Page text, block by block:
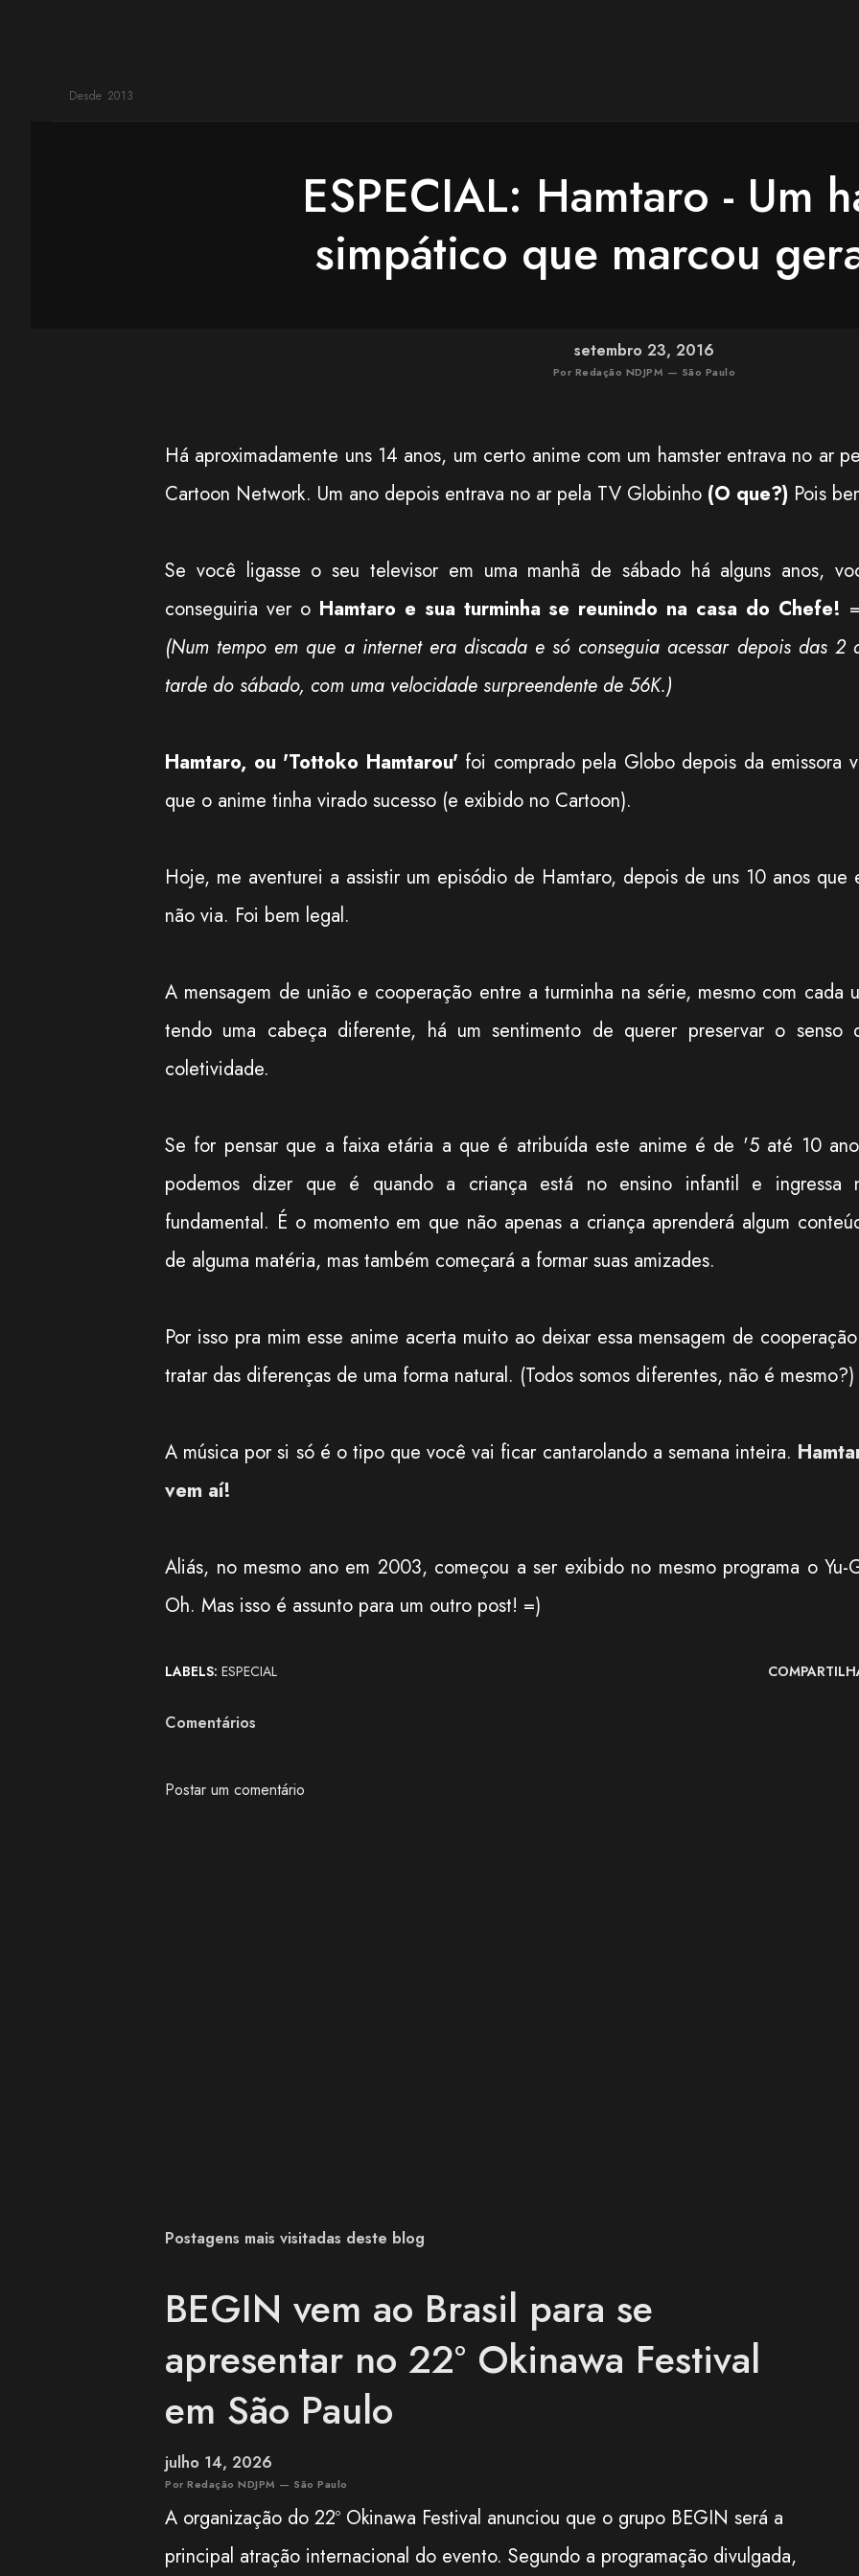
Desde 2013
ESPECIAL: Hamtaro - Um
simpático que marcou
setembro 23, 2016
Por Redação NDJPM — São Paulo
Há aproximadamente uns 14 anos, um certo anime com um hamster entrava no ar
Cartoon Network. Um ano depois entrava no ar pela TV Globinho (O que?) Pois
Se você ligasse o seu televisor em uma manhã de sábado há alguns anos,
conseguiria ver o Hamtaro e sua turminha se reunindo na casa do Chefe!
(Num tempo em que a internet era discada e só conseguia acessar depois das 2
tarde do sábado, com uma velocidade surpreendente de 56K.)
Hamtaro, ou 'Tottoko Hamtarou'foi comprado pela Globo depois da emissora
que o anime tinha virado sucesso (e exibido no Cartoon).
Hoje, me aventurei a assistir um episódio de Hamtaro, depois de uns 10 anos que
não via. Foi bem legal.
A mensagem de união e cooperação entre a turminha na série, mesmo com cada
tendo uma cabeça diferente, há um sentimento de querer preservar o senso
coletividade.
Se for pensar que a faixa etária a que é atribuída este anime é de '5 até 10
podemos dizer que é quando a criança está no ensino infantil e ingressa
fundamental. É o momento em que não apenas a criança aprenderá algum
de alguma matéria, mas também começará a formar suas amizades.
Por isso pra mim esse anime acerta muito ao deixar essa mensagem de
tratar das diferenças de uma forma natural. (Todos somos diferentes, não é mesmo?)
A música por si só é o tipo que você vai ficar cantarolando a semana inteira.
vem aí!
Aliás, no mesmo ano em 2003, começou a ser exibido no mesmo programa o Yu-
Oh. Mas isso é assunto para um outro post! =)
LABELS: ESPECIAL
Comentários
Postar um comentário
Postagens mais visitadas deste blog
BEGIN vem ao Brasil para se
apresentar no 22º Okinawa Festival
em São Paulo
julho 14, 2026
Por Redação NDJPM — São Paulo
A organização do 22º Okinawa Festival anunciou que o grupo BEGIN será a
principal atração internacional do evento. Segundo a programação divulgada,